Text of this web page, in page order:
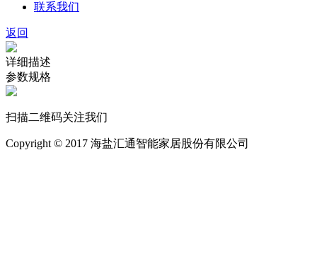
联系我们
返回
详细描述
参数规格
扫描二维码关注我们
Copyright © 2017 海盐汇通智能家居股份有限公司